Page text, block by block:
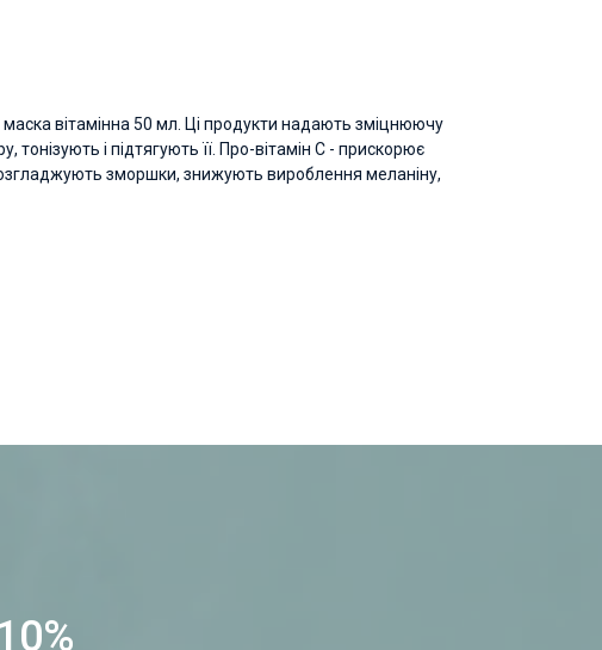
вітамінна 50 мл. Ці продукти надають зміцнюючу
тонізують і підтягують її. Про-вітамін С - прискорює
зморшки, знижують вироблення меланіну,